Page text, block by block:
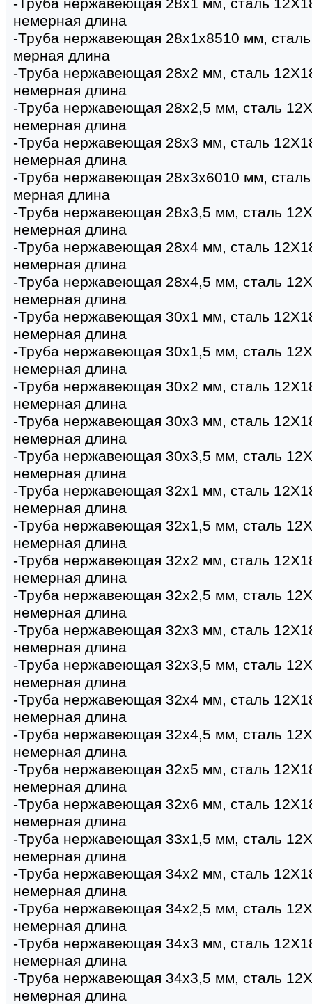
-Труба нержавеющая 28х1 мм, сталь
немерная длина
-Труба нержавеющая 28х1х8510 мм,
мерная длина
-Труба нержавеющая 28х2 мм, сталь
немерная длина
-Труба нержавеющая 28х2,5 мм, сталь
немерная длина
-Труба нержавеющая 28х3 мм, сталь
немерная длина
-Труба нержавеющая 28х3х6010 мм,
мерная длина
-Труба нержавеющая 28х3,5 мм, сталь
немерная длина
-Труба нержавеющая 28х4 мм, сталь
немерная длина
-Труба нержавеющая 28х4,5 мм, сталь
немерная длина
-Труба нержавеющая 30х1 мм, сталь
немерная длина
-Труба нержавеющая 30х1,5 мм, сталь
немерная длина
-Труба нержавеющая 30х2 мм, сталь
немерная длина
-Труба нержавеющая 30х3 мм, сталь
немерная длина
-Труба нержавеющая 30х3,5 мм, сталь
немерная длина
-Труба нержавеющая 32х1 мм, сталь
немерная длина
-Труба нержавеющая 32х1,5 мм, сталь
немерная длина
-Труба нержавеющая 32х2 мм, сталь
немерная длина
-Труба нержавеющая 32х2,5 мм, сталь
немерная длина
-Труба нержавеющая 32х3 мм, сталь
немерная длина
-Труба нержавеющая 32х3,5 мм, сталь
немерная длина
-Труба нержавеющая 32х4 мм, сталь
немерная длина
-Труба нержавеющая 32х4,5 мм, сталь
немерная длина
-Труба нержавеющая 32х5 мм, сталь
немерная длина
-Труба нержавеющая 32х6 мм, сталь
немерная длина
-Труба нержавеющая 33х1,5 мм, сталь
немерная длина
-Труба нержавеющая 34х2 мм, сталь
немерная длина
-Труба нержавеющая 34х2,5 мм, сталь
немерная длина
-Труба нержавеющая 34х3 мм, сталь
немерная длина
-Труба нержавеющая 34х3,5 мм, сталь
немерная длина